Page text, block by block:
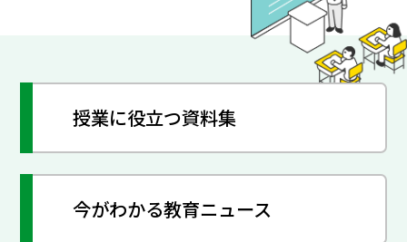
授業に役立つ資料集
今がわかる教育ニュース